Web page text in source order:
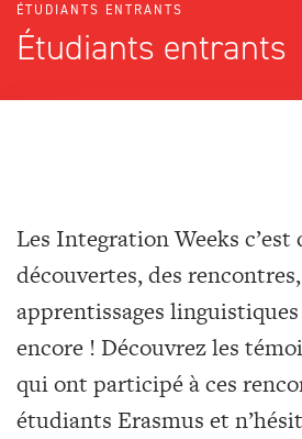
Rechercher
ÉTUDIANTS ENTRANTS
Étudiants entrants
Les Integration Weeks c’est
découvertes, des
apprentissages
encore ! Découvrez les
qui ont participé à ces
étudiants Erasmus et